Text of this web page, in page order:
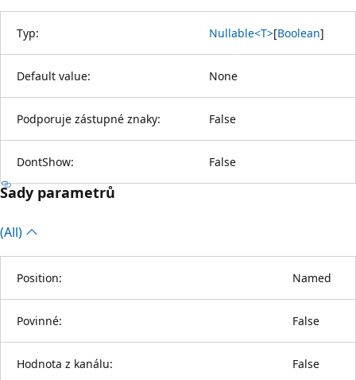
Typ: Nullable<T>[Boolean]
Default value: None
Podporuje zástupné znaky: False
DontShow: False
Sady parametrů
(All)
Position: Named
Povinné: False
Hodnota z kanálu: False